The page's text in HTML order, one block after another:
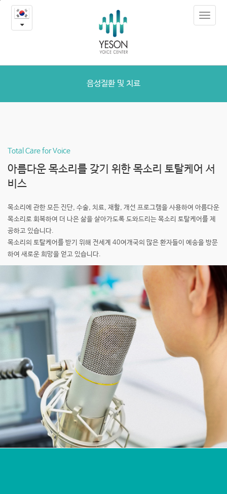
음
성
환
치
Toggle
음성질환 및 치료
Total Care for Voice
아름다운 목소리를 갖기 위한 목소리 토탈케어 서
비스
목소리에 관한 모든 진단, 수술, 치료, 재활, 개선 프로그램을 사용하여 아름다운
목소리로 회복하여 더 나은 삶을 살아가도록 도와드리는 목소리 토탈케어를 제
공하고 있습니다.
목소리의 토탈케어를 받기 위해 전세계 40여개국의 많은 환자들이 예송을 방문
하여 새로운 희망을 얻고 있습니다.